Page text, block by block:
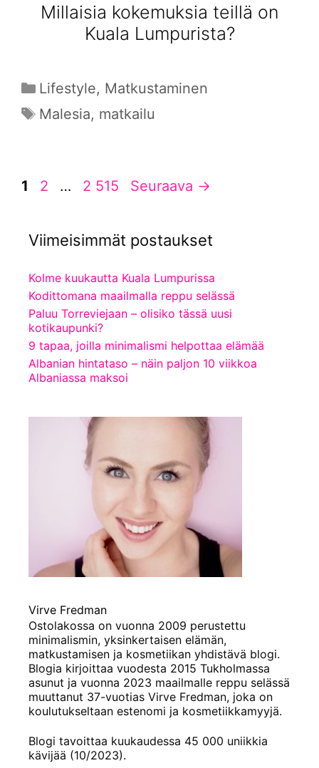
Millaisia kokemuksia teillä on
Kuala Lumpurista?
Kategoriat
Lifestyle, Matkustaminen
Avainsanat
Malesia, matkailu
Sivu
1 Sivu
2 … Sivu
2 515 Seuraava →
Viimeisimmät postaukset
Kolme kuukautta Kuala Lumpurissa
Kodittomana maailmalla reppu selässä
Paluu Torreviejaan – olisiko tässä uusi
kotikaupunki?
9 tapaa, joilla minimalismi helpottaa elämää
Albanian hintataso – näin paljon 10 viikkoa
Albaniassa maksoi
Virve Fredman
Ostolakossa on vuonna 2009 perustettu
minimalismin, yksinkertaisen elämän,
matkustamisen ja kosmetiikan yhdistävä blogi.
Blogia kirjoittaa vuodesta 2015 Tukholmassa
asunut ja vuonna 2023 maailmalle reppu selässä
muuttanut 37-vuotias Virve Fredman, joka on
koulutukseltaan estenomi ja kosmetiikkamyyjä.
Blogi tavoittaa kuukaudessa 45 000 uniikkia
kävijää (10/2023).